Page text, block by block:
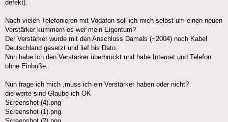
defekt).
Nach vielen Telefonieren mit Vodafon soll ich mich selbst um einen neuen
Verstärker kümmern es wer mein Eigentum?
Der Verstärker wurde mit den Anschluss Damals (~2004) noch Kabel
Deutschland gesetzt und lief bis Dato.
Nun habe ich den Verstärker überbrückt und habe Internet und Telefon
ohne Einbuße.
Nun frage ich mich ,muss ich ein Verstärker haben oder nicht?
die werte sind Glaube ich OK
Screenshot (4).png
Screenshot (1).png